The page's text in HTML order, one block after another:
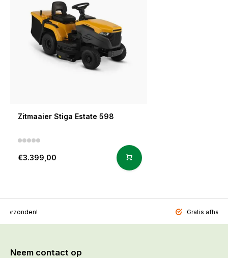
Zitmaaier Stiga Estate 598
€3.399,00
verzonden! Gratis
Neem contact op